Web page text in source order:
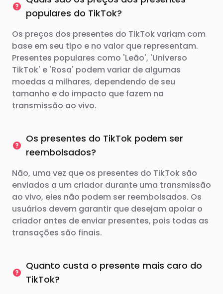
populares do TikTok?
Os preços dos presentes do TikTok variam com
base em seu tipo e no valor que representam.
Presentes populares como 'Leão', 'Universo
TikTok' e 'Rosa' podem variar de algumas
moedas a milhares, dependendo de seu
tamanho e do impacto que fazem na
transmissão ao vivo.
Os presentes do TikTok podem ser
reembolsados?
Não, uma vez que os presentes do TikTok são
enviados a um criador durante uma transmissão
ao vivo, eles não podem ser reembolsados. Os
usuários devem garantir que desejam apoiar o
criador antes de enviar presentes, pois todas as
transações são finais.
Quanto custa o presente mais caro do
TikTok?